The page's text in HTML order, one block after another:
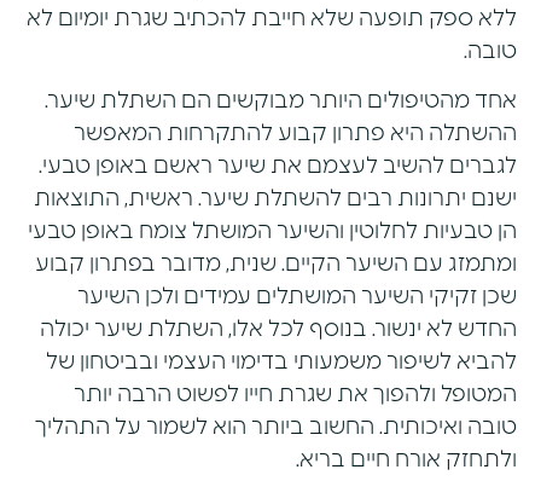
ללא ספק תופעה שלא חייבת להכתיב שגרת יומיום לא
טובה.
אחד מהטיפולים היותר מבוקשים הם השתלת שיער.
ההשתלה היא פתרון קבוע להתקרחות המאפשר
לגברים להשיב לעצמם את שיער ראשם באופן טבעי.
ישנם יתרונות רבים להשתלת שיער. ראשית, התוצאות
הן טבעיות לחלוטין והשיער המושתל צומח באופן טבעי
ומתמזג עם השיער הקיים. שנית, מדובר בפתרון קבוע
שכן זקיקי השיער המושתלים עמידים ולכן השיער
החדש לא ינשור. בנוסף לכל אלו, השתלת שיער יכולה
להביא לשיפור משמעותי בדימוי העצמי ובביטחון של
המטופל ולהפוך את שגרת חייו לפשוט הרבה יותר
טובה ואיכותית. החשוב ביותר הוא לשמור על התהליך
ולתחזק אורח חיים בריא.